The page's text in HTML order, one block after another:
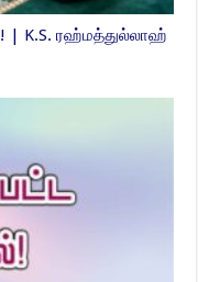
| K.S. ரஹ்மத்துல்லாஹ்